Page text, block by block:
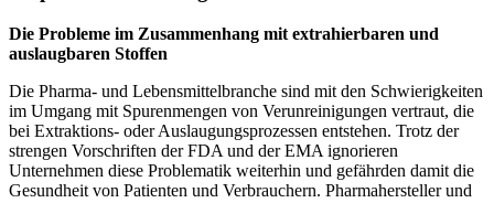
Die Probleme im Zusammenhang mit extrahierbaren und
auslaugbaren Stoffen
Die Pharma- und Lebensmittelbranche sind mit den Schwierigkeiten
im Umgang mit Spurenmengen von Verunreinigungen vertraut, die
bei Extraktions- oder Auslaugungsprozessen entstehen. Trotz der
strengen Vorschriften der FDA und der EMA ignorieren
Unternehmen diese Problematik weiterhin und gefährden damit die
Gesundheit von Patienten und Verbrauchern. Pharmahersteller und